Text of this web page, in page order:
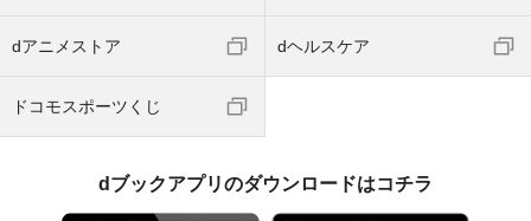
dアニメストア dヘルスケア
ドコモスポーツくじ
dブックアプリのダウンロードはコチラ